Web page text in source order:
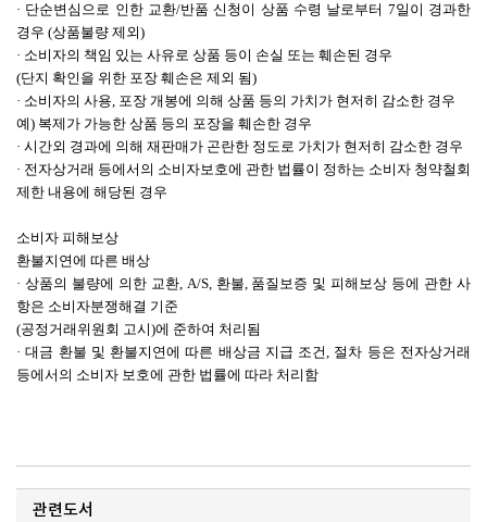
· 단순변심으로 인한 교환/반품 신청이 상품 수령 날로부터 7일이 경과한
경우 (상품불량 제외)
· 소비자의 책임 있는 사유로 상품 등이 손실 또는 훼손된 경우
(단지 확인을 위한 포장 훼손은 제외 됨)
· 소비자의 사용, 포장 개봉에 의해 상품 등의 가치가 현저히 감소한 경우
예) 복제가 가능한 상품 등의 포장을 훼손한 경우
· 시간외 경과에 의해 재판매가 곤란한 정도로 가치가 현저히 감소한 경우
· 전자상거래 등에서의 소비자보호에 관한 법률이 정하는 소비자 청약철회
제한 내용에 해당된 경우
소비자 피해보상
환불지연에 따른 배상
· 상품의 불량에 의한 교환, A/S, 환불, 품질보증 및 피해보상 등에 관한 사
항은 소비자분쟁해결 기준
(공정거래위원회 고시)에 준하여 처리됨
· 대금 환불 및 환불지연에 따른 배상금 지급 조건, 절차 등은 전자상거래
등에서의 소비자 보호에 관한 법률에 따라 처리함
관련도서